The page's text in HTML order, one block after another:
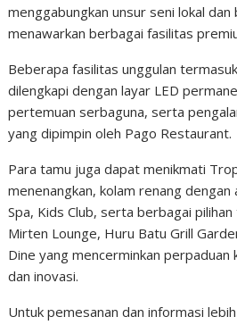
menggabungkan unsur seni lokal dan
menawarkan berbagai fasilitas
Beberapa fasilitas unggulan
dilengkapi dengan layar LED
pertemuan serbaguna, serta
yang dipimpin oleh Pago Restaurant.
Para tamu juga dapat menikmati
menenangkan, kolam renang
Spa, Kids Club, serta berbagai
Mirten Lounge, Huru Batu Grill
Dine yang mencerminkan perpaduan
dan inovasi.
Untuk pemesanan dan informasi